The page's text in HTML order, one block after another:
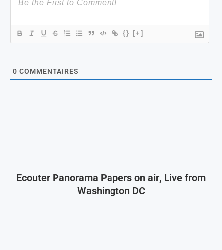
{} [+]
0 COMMENTAIRES
Ecouter Panorama Papers on air, Live from
Washington DC